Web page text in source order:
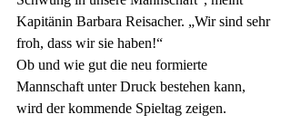
Kapitänin Barbara Reisacher. „Wir sind sehr
froh, dass wir sie haben!“
Ob und wie gut die neu formierte
Mannschaft unter Druck bestehen kann,
wird der kommende Spieltag zeigen.